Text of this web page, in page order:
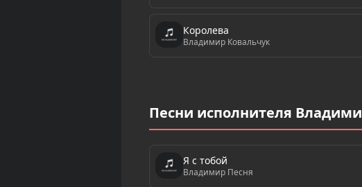
Королева
Владимир Ковальчук
Песни исполнителя
Я с тобой
Владимир Песня